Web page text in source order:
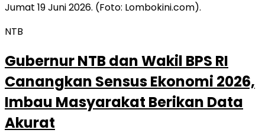
NTB
Gubernur NTB dan Wakil BPS RI
Canangkan Sensus Ekonomi 2026,
Imbau Masyarakat Berikan Data
Akurat